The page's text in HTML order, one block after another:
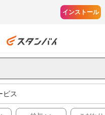
インストール
ビス